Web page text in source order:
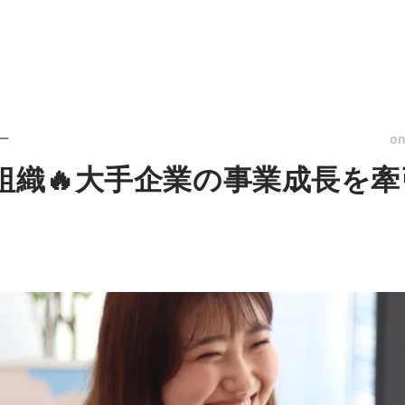
織🔥大手企業の事業成長を